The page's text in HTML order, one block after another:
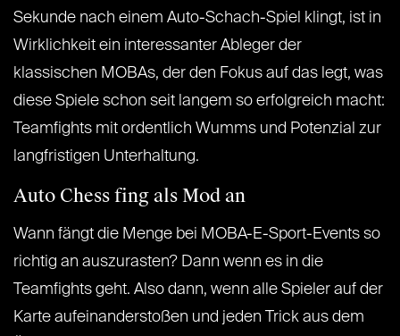
Sekunde nach einem Auto-Schach-Spiel klingt, ist in
Wirklichkeit ein interessanter Ableger der
klassischen MOBAs, der den Fokus auf das legt, was
diese Spiele schon seit langem so erfolgreich macht:
Teamfights mit ordentlich Wumms und Potenzial zur
langfristigen Unterhaltung.
Auto Chess fing als Mod an
Wann fängt die Menge bei MOBA-E-Sport-Events so
richtig an auszurasten? Dann wenn es in die
Teamfights geht. Also dann, wenn alle Spieler auf der
Karte aufeinanderstoßen und jeden Trick aus dem